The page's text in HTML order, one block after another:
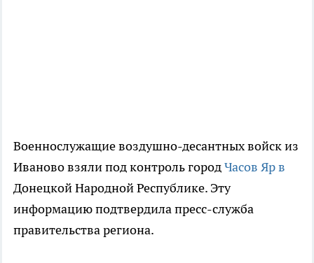
Военнослужащие воздушно-десантных войск из
Иваново взяли под контроль городЧасов Яр в
Донецкой Народной Республике. Эту
информацию подтвердила пресс-служба
правительства региона.